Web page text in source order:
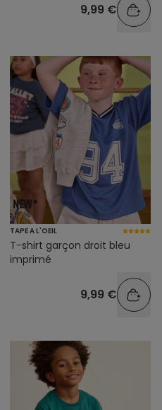
9,99 €
TAPE A L'OEIL
T-shirt garçon droit bleu
imprimé
9,99 €